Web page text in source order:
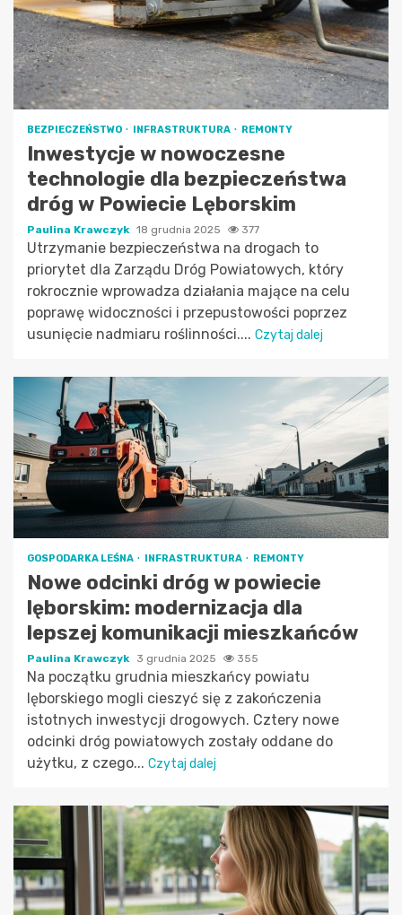
BEZPIECZEŃSTWO INFRASTRUKTURA REMONTY
Inwestycje w nowoczesne
technologie dla bezpieczeństwa
dróg w Powiecie Lęborskim
Paulina Krawczyk 18 grudnia 2025 377
Utrzymanie bezpieczeństwa na drogach to
priorytet dla Zarządu Dróg Powiatowych, który
rokrocznie wprowadza działania mające na celu
poprawę widoczności i przepustowości poprzez
usunięcie nadmiaru roślinności.... Czytaj dalej
GOSPODARKA LEŚNA INFRASTRUKTURA REMONTY
Nowe odcinki dróg w powiecie
lęborskim: modernizacja dla
lepszej komunikacji mieszkańców
Paulina Krawczyk 3 grudnia 2025 355
Na początku grudnia mieszkańcy powiatu
lęborskiego mogli cieszyć się z zakończenia
istotnych inwestycji drogowych. Cztery nowe
odcinki dróg powiatowych zostały oddane do
użytku, z czego... Czytaj dalej